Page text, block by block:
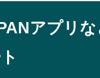
アプリな